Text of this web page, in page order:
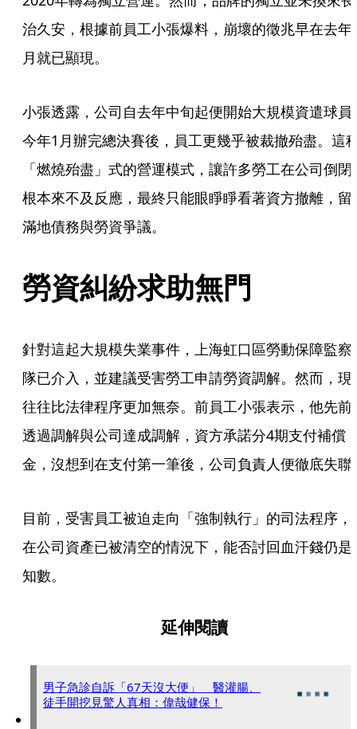
治久安，根據前員工小張爆料，崩壞的徵兆早在去年
月就已顯現。
小張透露，公司自去年中旬起便開始大規模資遣球員
今年1月辦完總決賽後，員工更幾乎被裁撤殆盡。這
「燃燒殆盡」式的營運模式，讓許多勞工在公司倒閉
根本來不及反應，最終只能眼睜睜看著資方撤離，留
滿地債務與勞資爭議。
勞資糾紛求助無門
針對這起大規模失業事件，上海虹口區勞動保障監察
隊已介入，並建議受害勞工申請勞資調解。然而，現
往往比法律程序更加無奈。前員工小張表示，他先前
透過調解與公司達成調解，資方承諾分4期支付補償
金，沒想到在支付第一筆後，公司負責人便徹底失聯
目前，受害員工被迫走向「強制執行」的司法程序，
在公司資產已被清空的情況下，能否討回血汗錢仍是
知數。
延伸閱讀
男子急診自訴「67天沒大便」 醫灌腸、
徒手開挖見驚人真相：偉哉健保！